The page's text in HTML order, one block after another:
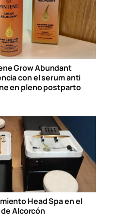
Grow Abundant
con el serum anti
en pleno postparto
Head Spa en el
Alcorcón